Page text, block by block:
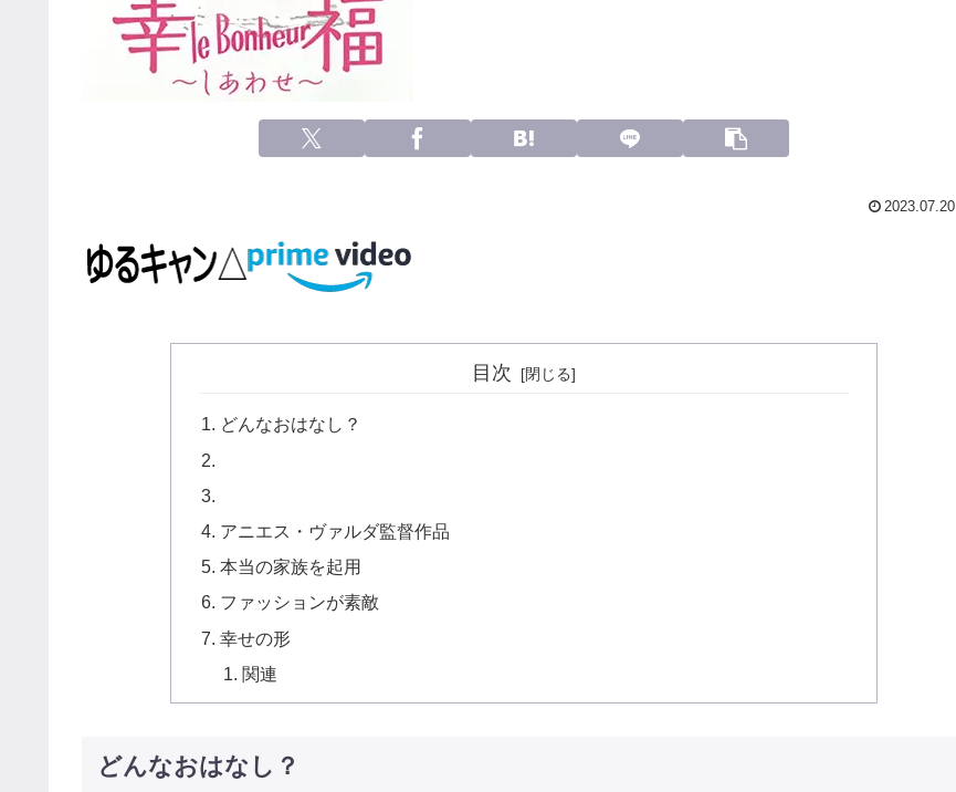
2023.07.20
目次
どんなおはなし？
アニエス・ヴァルダ監督作品
本当の家族を起用
ファッションが素敵
幸せの形
関連
どんなおはなし？